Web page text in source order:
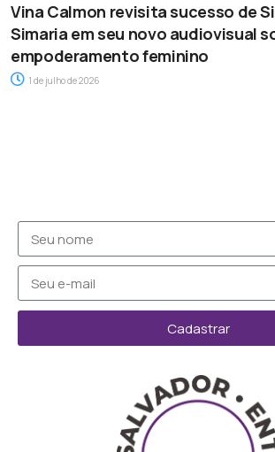
Vina Calmon revisita sucesso de
Simaria em seu novo audiovisual
empoderamento feminino
1 de julho de 2026
Cadastrar